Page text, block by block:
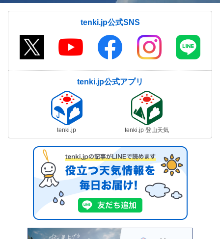
tenki.jp公式SNS
tenki.jp公式アプリ
tenki.jp tenki.jp 登山天気